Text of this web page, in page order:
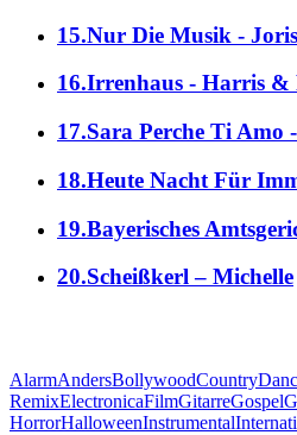
15.Nur Die Musik - Joris
16.Irrenhaus - Harris
17.Sara Perche Ti Amo
18.Heute Nacht Für
19.Bayerisches
20.Scheißkerl – Michelle
AlarmAndersBollywoodCountry
RemixElectronicaFilmGitarreGospel
HorrorHalloweenInstrumental